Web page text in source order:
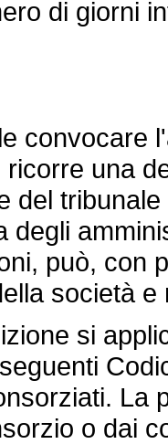
di giorni
una
del
degli
può, con
società
si
La
o dai